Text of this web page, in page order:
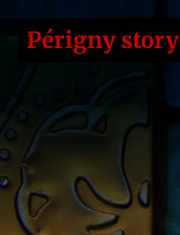
Périgny story